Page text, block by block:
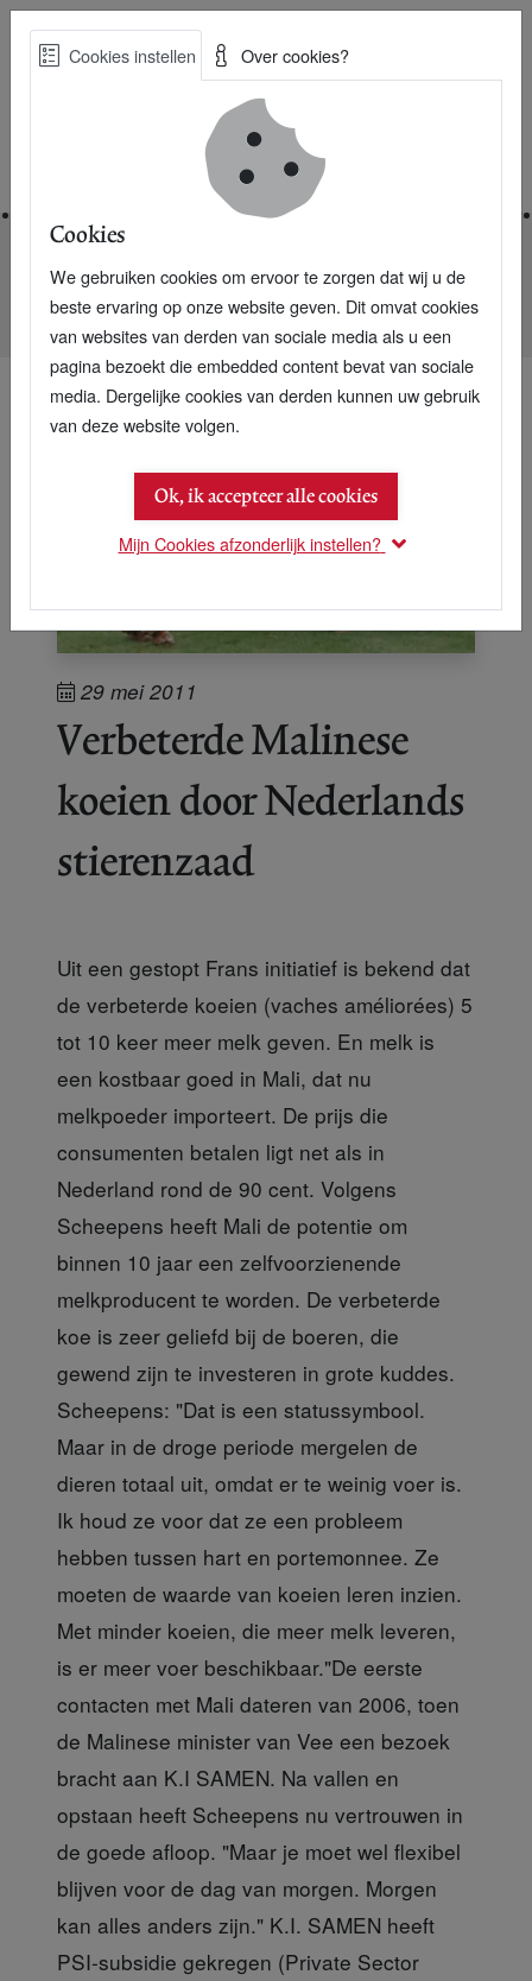
Skip
Best Practices voor een duurzame toekomst
Nieuwsarchief
Verbeterde Malinese koeien door Nederlands stierenzaad
29 mei 2011
Verbeterde Malinese
koeien door Nederlands
stierenzaad
Uit een gestopt Frans initiatief is bekend dat
de verbeterde koeien (vaches améliorées) 5
tot 10 keer meer melk geven. En melk is
een kostbaar goed in Mali, dat nu
melkpoeder importeert. De prijs die
consumenten betalen ligt net als in
Nederland rond de 90 cent. Volgens
Scheepens heeft Mali de potentie om
binnen 10 jaar een zelfvoorzienende
melkproducent te worden. De verbeterde
koe is zeer geliefd bij de boeren, die
gewend zijn te investeren in grote kuddes.
Scheepens: "Dat is een statussymbool.
Maar in de droge periode mergelen de
dieren totaal uit, omdat er te weinig voer is.
Ik houd ze voor dat ze een probleem
hebben tussen hart en portemonnee. Ze
moeten de waarde van koeien leren inzien.
Met minder koeien, die meer melk leveren,
is er meer voer beschikbaar."De eerste
contacten met Mali dateren van 2006, toen
de Malinese minister van Vee een bezoek
bracht aan K.I SAMEN. Na vallen en
opstaan heeft Scheepens nu vertrouwen in
de goede afloop. "Maar je moet wel flexibel
blijven voor de dag van morgen. Morgen
kan alles anders zijn." K.I. SAMEN heeft
PSI-subsidie gekregen (Private Sector
Cookies instellen Over cookies?
Cookies
We gebruiken cookies om ervoor te zorgen dat wij u de
beste ervaring op onze website geven. Dit omvat cookies
van websites van derden van sociale media als u een
pagina bezoekt die embedded content bevat van sociale
media. Dergelijke cookies van derden kunnen uw gebruik
van deze website volgen.
Ok, ik accepteer alle cookies
Mijn Cookies afzonderlijk instellen?